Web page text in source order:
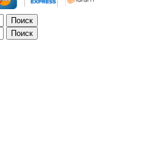
Поиск
Поиск